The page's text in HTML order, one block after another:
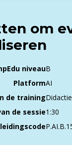
om
niveauB
PlatformAI
de training
de sessie1:30